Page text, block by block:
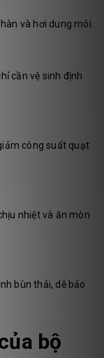
và hơi dung môi.
cần vệ sinh định
công suất quạt
nhiệt và ăn mòn
bùn thải, dễ bảo
bộ